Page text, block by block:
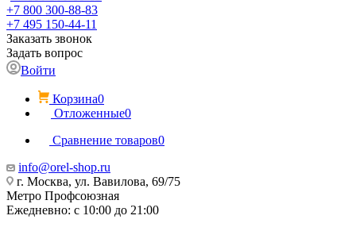
+7 800 300-88-83
+7 495 150-44-11
Заказать звонок
Задать вопрос
Войти
Корзина0
Отложенные0
Сравнение товаров0
info@orel-shop.ru
г. Москва, ул. Вавилова, 69/75
Метро Профсоюзная
Ежедневно: с 10:00 до 21:00